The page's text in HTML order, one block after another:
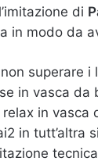
di
in modo da
superare
in vasca da
in
in tutt’altra